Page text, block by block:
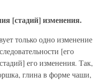
[стадий] изменения.
только одно изменение
[его
его изменения. Так,
глина в форме чаши,